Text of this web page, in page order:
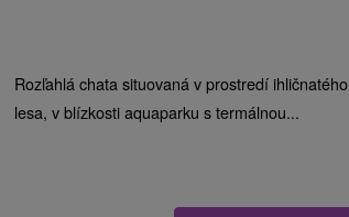
Rozľahlá chata situovaná v prostredí ihličnatého
lesa, v blízkosti aquaparku s termálnou...